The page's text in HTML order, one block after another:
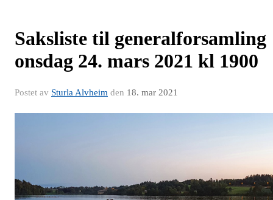
Saksliste til generalforsamling
onsdag 24. mars 2021 kl 1900
Postet av Sturla Alvheim den 18. mar 2021